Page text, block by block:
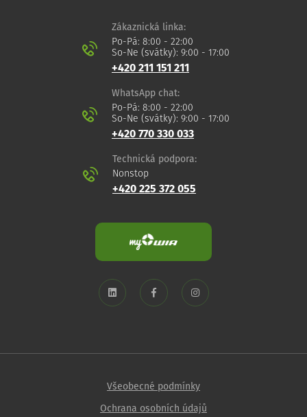
Zákaznická linka:
Po-Pá: 8:00 - 22:00
So-Ne (svátky): 9:00 - 17:00
+420 211 151 211
WhatsApp chat:
Po-Pá: 8:00 - 22:00
So-Ne (svátky): 9:00 - 17:00
+420 770 330 033
Technická podpora:
Nonstop
+420 225 372 055
Všeobecné podmínky
Ochrana osobních údajů